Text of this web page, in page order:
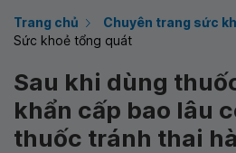
Trang chủ
Chuyên trang sức
Sức khoẻ tổng quát
Sau khi dùng
khẩn cấp bao lâu
thuốc tránh thai